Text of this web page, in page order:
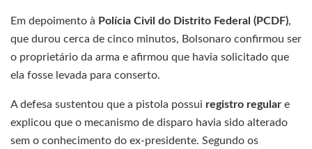
Em depoimento à Polícia Civil do Distrito Federal (PCDF),
que durou cerca de cinco minutos, Bolsonaro confirmou ser
o proprietário da arma e afirmou que havia solicitado que
ela fosse levada para conserto.
A defesa sustentou que a pistola possui registro regular e
explicou que o mecanismo de disparo havia sido alterado
sem o conhecimento do ex-presidente. Segundo os